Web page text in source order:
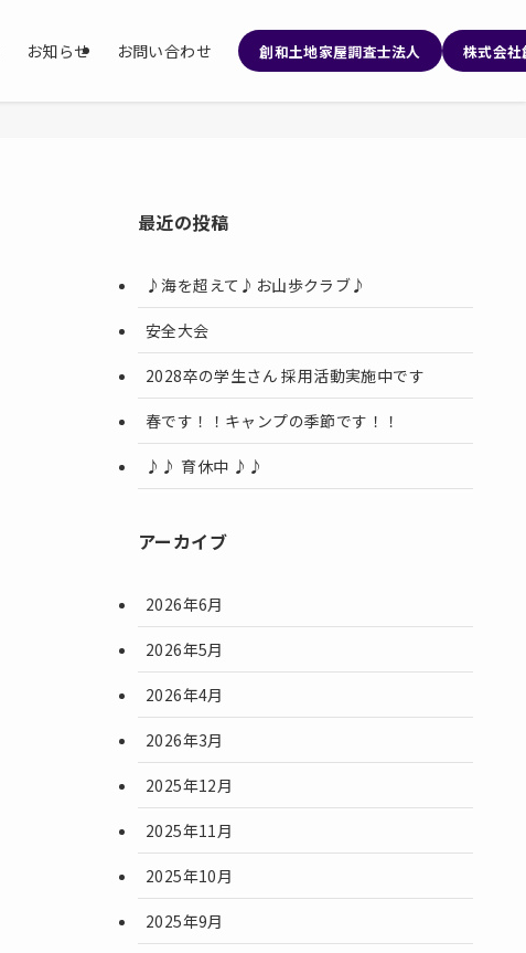
お知らせ お問い合わせ 創和土地家屋調査士法人 株式会
最近の投稿
♪海を超えて♪お山歩クラブ♪
安全大会
2028卒の学生さん 採用活動実施中です
春です！！キャンプの季節です！！
♪♪ 育休中 ♪♪
アーカイブ
2026年6月
2026年5月
2026年4月
2026年3月
2025年12月
2025年11月
2025年10月
2025年9月